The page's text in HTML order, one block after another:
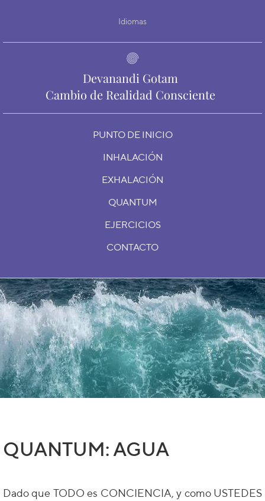
Idiomas
Devanandi Gotam
Cambio de Realidad Consciente
PUNTO DE INICIO
INHALACIÓN
EXHALACIÓN
QUANTUM
EJERCICIOS
CONTACTO
QUANTUM: AGUA
Dado que TODO es CONCIENCIA, y como USTEDES